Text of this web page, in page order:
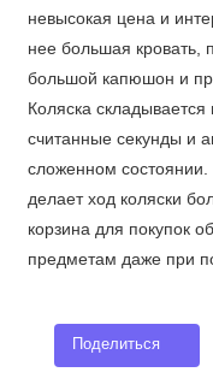
невысокая цена и
нее большая кровать,
большой капюшон и
Коляска
считанные секунды и
сложенном
делает ход коляски
корзина для покупок
предметам даже при
Поделиться